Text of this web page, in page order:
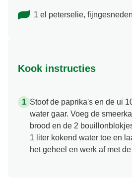
1 el peterselie, fijngesneden
Kook instructies
Stoof de paprika's en de ui
water gaar. Voeg de
brood en de 2
1 liter kokend water toe en
het geheel en werk af met